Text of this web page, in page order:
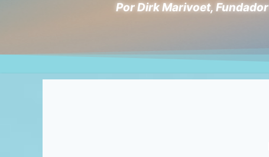
Por Dirk Marivoet,